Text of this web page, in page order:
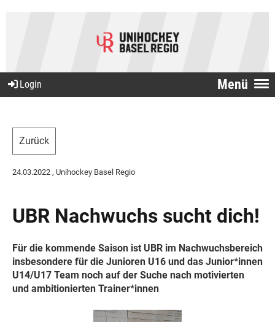
Menü
Login
Zurück
24.03.2022 , Unihockey Basel Regio
UBR Nachwuchs sucht dich!
Für die kommende Saison ist UBR im Nachwuchsbereich
insbesondere für die Junioren U16 und das Junior*innen
U14/U17 Team noch auf der Suche nach motivierten
und ambitionierten Trainer*innen